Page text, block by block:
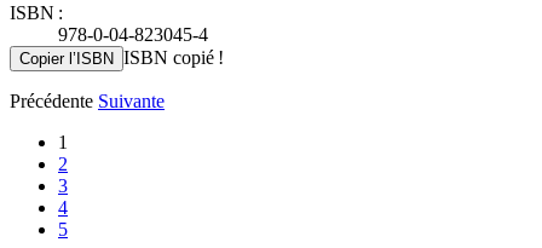
ISBN :
978-0-04-823045-4
Copier l’ISBN ISBN copié !
Précédente Suivante
1
2
3
4
5